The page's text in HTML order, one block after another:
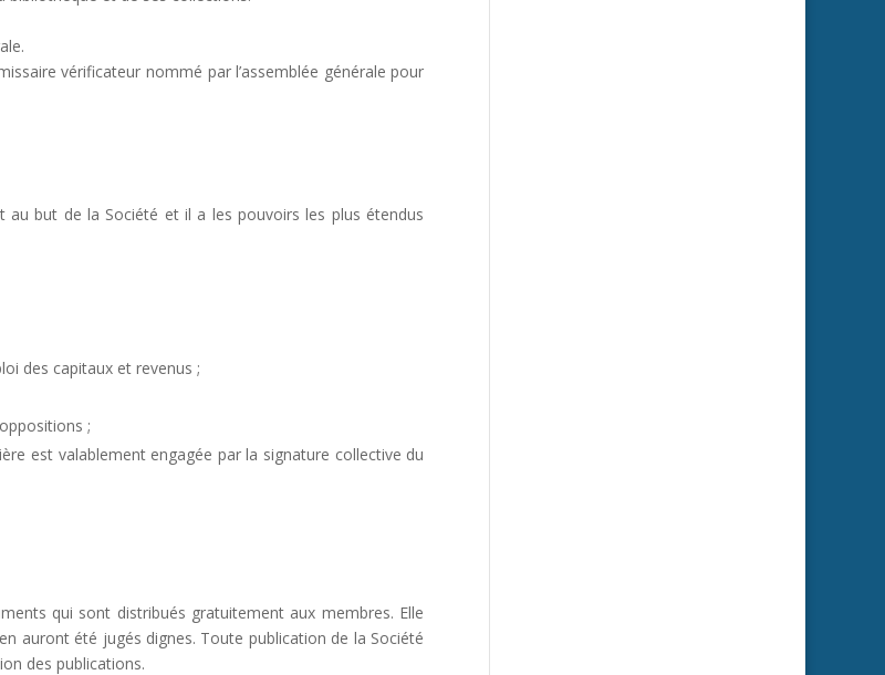
vérificateur nommé par l’assemblée générale pour
but de la Société et il a les pouvoirs les plus étendus
des capitaux et revenus ;
;
est valablement engagée par la signature collective du
qui sont distribués gratuitement aux membres. Elle
auront été jugés dignes. Toute publication de la Société
des publications.